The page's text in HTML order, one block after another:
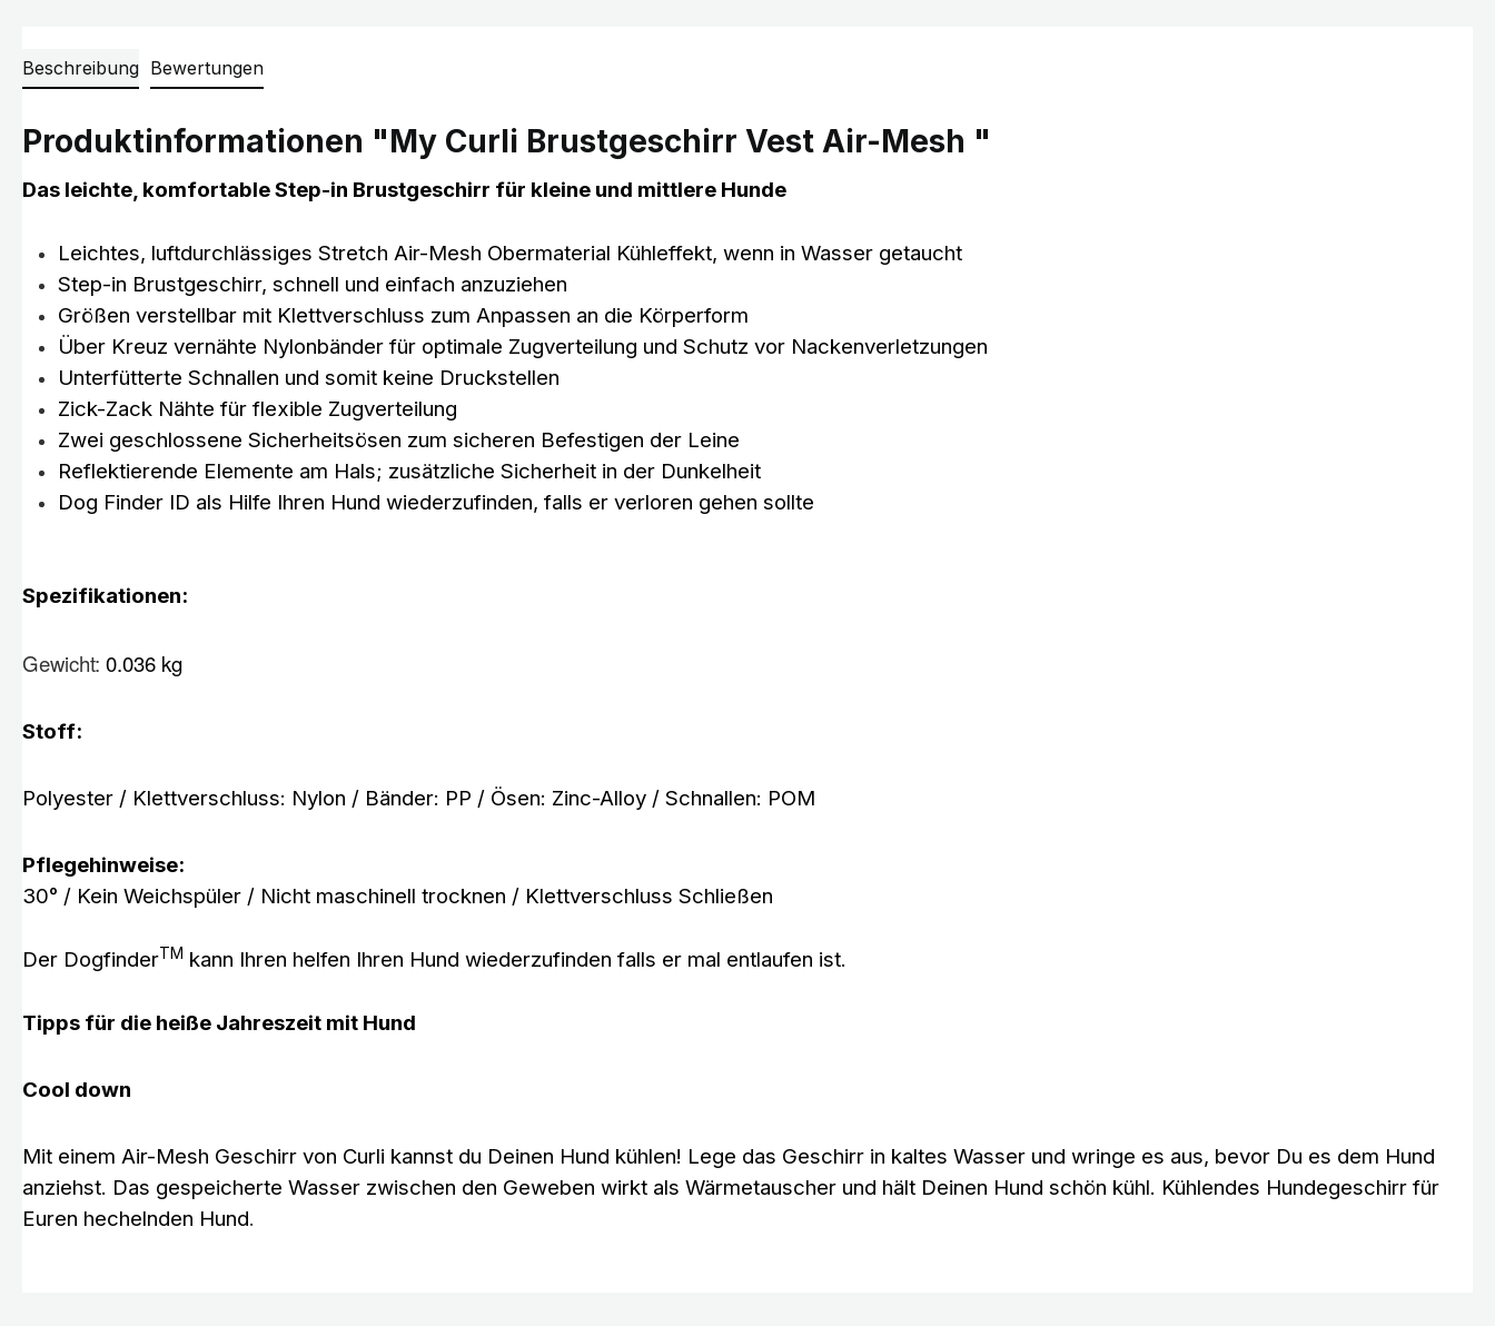
Beschreibung Bewertungen
Produktinformationen "My Curli Brustgeschirr Vest Air-Mesh "
Das leichte, komfortable Step-in Brustgeschirr für kleine und mittlere Hunde
Leichtes, luftdurchlässiges Stretch Air-Mesh Obermaterial Kühleffekt, wenn in Wasser getaucht
Step-in Brustgeschirr, schnell und einfach anzuziehen
Größen verstellbar mit Klettverschluss zum Anpassen an die Körperform
Über Kreuz vernähte Nylonbänder für optimale Zugverteilung und Schutz vor Nackenverletzungen
Unterfütterte Schnallen und somit keine Druckstellen
Zick-Zack Nähte für flexible Zugverteilung
Zwei geschlossene Sicherheitsösen zum sicheren Befestigen der Leine
Reflektierende Elemente am Hals; zusätzliche Sicherheit in der Dunkelheit
Dog Finder ID als Hilfe Ihren Hund wiederzufinden, falls er verloren gehen sollte
Spezifikationen:
Gewicht: 0.036 kg
Stoff:
Polyester / Klettverschluss: Nylon / Bänder: PP / Ösen: Zinc-Alloy / Schnallen: POM
Pflegehinweise:
30° / Kein Weichspüler / Nicht maschinell trocknen / Klettverschluss Schließen
Der DogfinderTM kann Ihren helfen Ihren Hund wiederzufinden falls er mal entlaufen ist.
Tipps für die heiße Jahreszeit mit Hund
Cool down
Mit einem Air-Mesh Geschirr von Curli kannst du Deinen Hund kühlen! Lege das Geschirr in kaltes Wasser und wringe es aus, bevor Du es dem Hund
anziehst. Das gespeicherte Wasser zwischen den Geweben wirkt als Wärmetauscher und hält Deinen Hund schön kühl. Kühlendes Hundegeschirr für
Euren hechelnden Hund.